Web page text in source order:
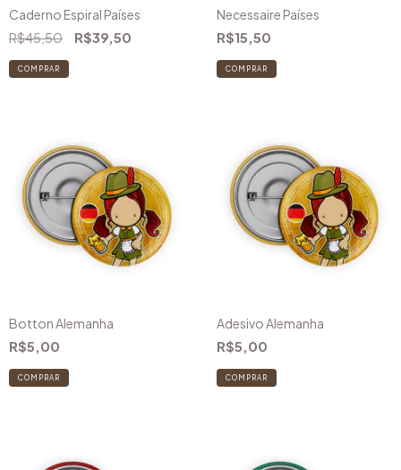
Caderno Espiral Países
R$45,50 R$39,50
COMPRAR
Necessaire Países
R$15,50
COMPRAR
Botton Alemanha
R$5,00
Adesivo Alemanha
R$5,00